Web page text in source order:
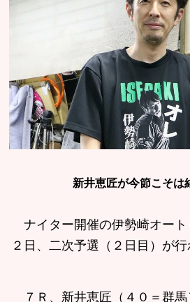
新井恵匠が今節こそは
ナイター開催の伊勢崎オート
２日、二次予選（２日目）が行
７Ｒ、新井恵匠（４０＝群馬